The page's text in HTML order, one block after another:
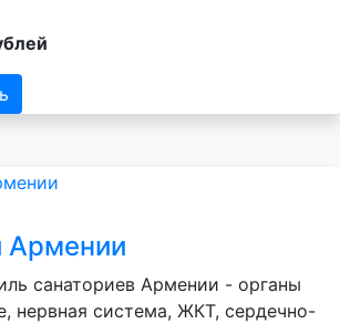
Армении
санаториев Армении - органы
нервная система, ЖКТ, сердечно-